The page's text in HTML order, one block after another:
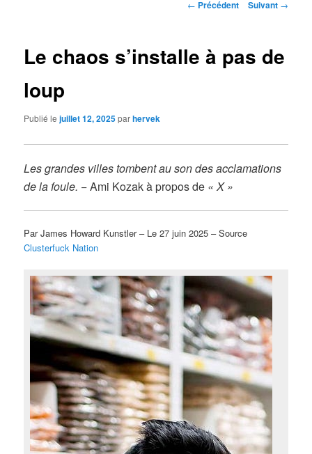
Navigation
← Précédent Suivant →
Le chaos s’installe à pas de
loup
Publié lejuillet 12, 2025parhervek
Les grandes villes tombent au son des acclamations
de la foule. −Ami Kozak à propos de « X »
Par James Howard Kunstler – Le 27 juin 2025 – Source
Clusterfuck Nation